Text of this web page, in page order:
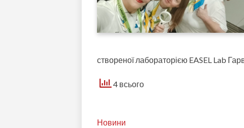
створеної лабораторією EASEL Lab
4 всього
Новини